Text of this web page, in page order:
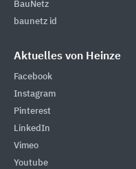
BauNetz
baunetz id
Aktuelles von Heinze
Facebook
Instagram
Pinterest
LinkedIn
Vimeo
Youtube